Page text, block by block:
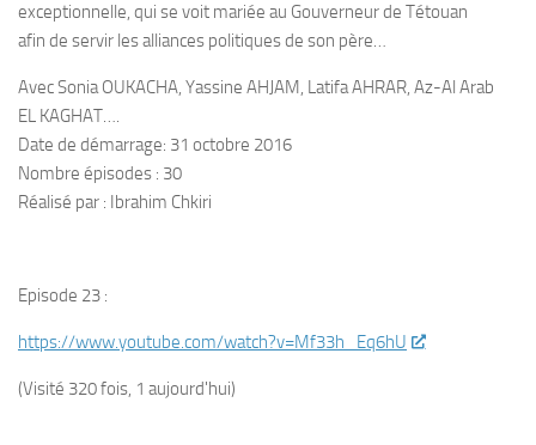
exceptionnelle, qui se voit mariée au Gouverneur de Tétouan
afin de servir les alliances politiques de son père…
Avec Sonia OUKACHA, Yassine AHJAM, Latifa AHRAR, Az-Al Arab
EL KAGHAT….
Date de démarrage: 31 octobre 2016
Nombre épisodes : 30
Réalisé par : Ibrahim Chkiri
Episode 23 :
https://www.youtube.com/watch?v=Mf33h_Eq6hU
(Visité 320 fois, 1 aujourd'hui)